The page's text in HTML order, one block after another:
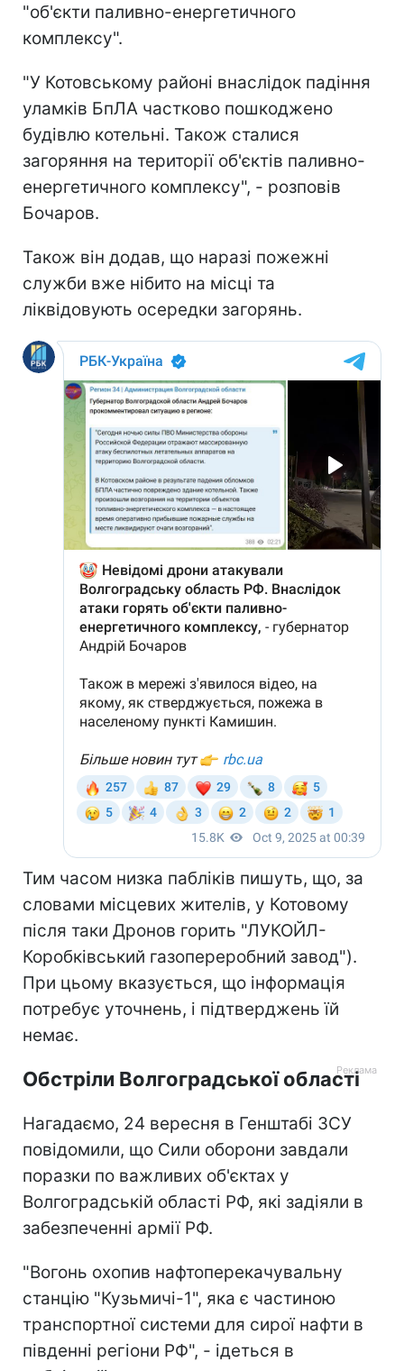
"об'єкти паливно-енергетичного
комплексу".
"У Котовському районі внаслідок падіння
уламків БпЛА частково пошкоджено
будівлю котельні. Також сталися
загоряння на території об'єктів паливно-
енергетичного комплексу", - розповів
Бочаров.
Також він додав, що наразі пожежні
служби вже нібито на місці та
ліквідовують осередки загорянь.
Тим часом низка пабліків пишуть, що, за
словами місцевих жителів, у Котовому
після таки Дронов горить "ЛУКОЙЛ-
Коробківський газопереробний завод").
При цьому вказується, що інформація
потребує уточнень, і підтверджень їй
немає.
Обстріли Волгоградської області
Нагадаємо, 24 вересня в Генштабі ЗСУ
повідомили, що Сили оборони завдали
поразки по важливих об'єктах у
Волгоградській області РФ, які задіяли в
забезпеченні армії РФ.
"Вогонь охопив нафтоперекачувальну
станцію "Кузьмичі-1", яка є частиною
транспортної системи для сирої нафти в
південні регіони РФ", - ідеться в